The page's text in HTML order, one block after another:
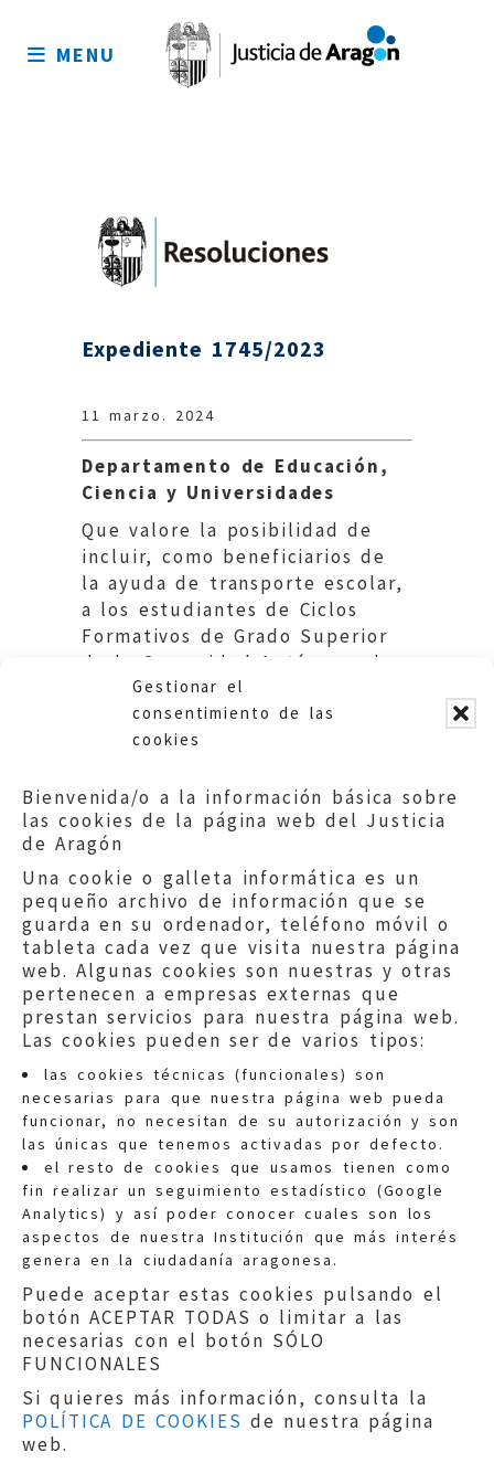
Gestionar el
consentimiento de las
cookies
Bienvenida/o a la información básica sobre
las cookies de la página web del Justicia
de Aragón
Una cookie o galleta informática es un
pequeño archivo de información que se
guarda en su ordenador, teléfono móvil o
tableta cada vez que visita nuestra página
web. Algunas cookies son nuestras y otras
pertenecen a empresas externas que
prestan servicios para nuestra página web.
Las cookies pueden ser de varios tipos:
las cookies técnicas (funcionales) son
necesarias para que nuestra página web pueda
funcionar, no necesitan de su autorización y son
las únicas que tenemos activadas por defecto.
el resto de cookies que usamos tienen como
fin realizar un seguimiento estadístico (Google
Analytics) y así poder conocer cuales son los
aspectos de nuestra Institución que más interés
genera en la ciudadanía aragonesa.
Puede aceptar estas cookies pulsando el
botón ACEPTAR TODAS o limitar a las
necesarias con el botón SÓLO
FUNCIONALES
Si quieres más información, consulta la
POLÍTICA DE COOKIES de nuestra página
web.
sitio
MENU
Expediente 1745/2023
11 marzo. 2024
Departamento de Educación,
Ciencia y Universidades
Que valore la posibilidad de
incluir, como beneficiarios de
la ayuda de transporte escolar,
a los estudiantes de Ciclos
Formativos de Grado Superior
de la Comunidad Autónoma de
Aragón.
Quejas:quejas@eljusticiadearagon.es
Información general:
informacion@eljusticiadearagon.es
Teléfonos:900 210 210/
Aviso legal|Política de privacidad|
Protección de Datos